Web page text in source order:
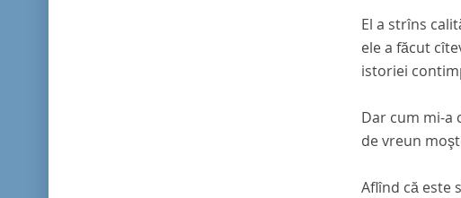
El a strîns
ele a făcut
istoriei
Dar cum mi-a
de vreun
Aflînd că este